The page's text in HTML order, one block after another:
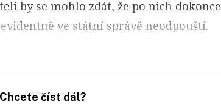
by se mohlo zdát, že po nich dokonce
ve státní správě neodpouští.
Chcete číst dál?